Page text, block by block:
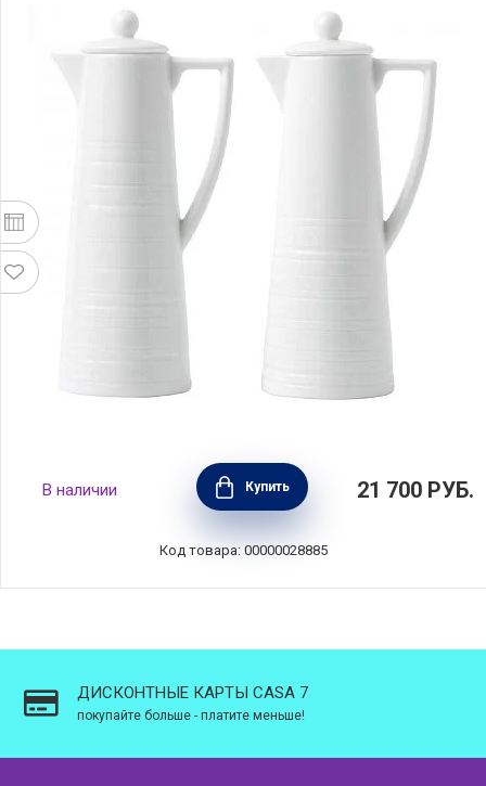
Набор из 2 емкостей для масла и уксуса
Jasper Conran Strata, материал фарфор, цвет
белый, Wedgwood, Великобритания,
В наличии Купить 21 700 РУБ.
Код товара: 00000028885
ДИСКОНТНЫЕ КАРТЫ CASA 7
покупайте больше - платите меньше!